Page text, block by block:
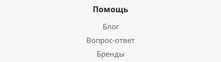
Помощь
Блог
Вопрос-ответ
Бренды